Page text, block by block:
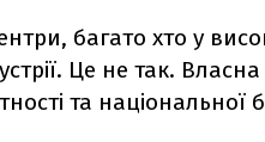
багато хто у
Це не так.
та